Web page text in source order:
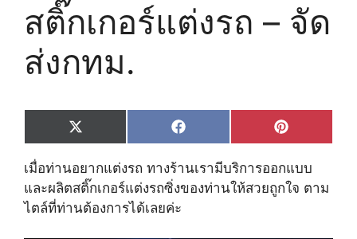
สติ๊กเกอร์แต่งรถ – จัด
ส่งกทม.
Share
on
X
(
w
i
t
t
Share
on
F
a
e
b
Share
on
P
i
t
e
เมื่อท่านอยากแต่งรถ ทางร้านเรามีบริการออกแบบ
และผลิตสติ๊กเกอร์แต่งรถซิ่งของท่านให้สวยถูกใจ ตาม
ไตล์ที่ท่านต้องการได้เลยค่ะ